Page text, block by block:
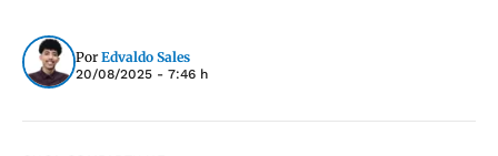
Por Edvaldo Sales
20/08/2025 - 7:46 h